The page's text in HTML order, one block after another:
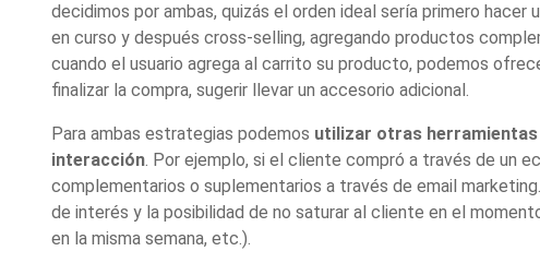
decidimos por ambas, quizás el orden ideal sería primero
en curso y después cross-selling, agregando productos
cuando el usuario agrega al carrito su producto, podemos
finalizar la compra, sugerir llevar un accesorio adicional.
Para ambas estrategias podemos utilizar otras herramientas
interacción. Por ejemplo, si el cliente compró a través de un
complementarios o suplementarios a través de email
de interés y la posibilidad de no saturar al cliente en el
en la misma semana, etc.).